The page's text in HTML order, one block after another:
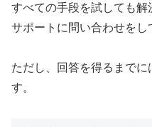
すべての手段を試しても
サポートに問い合わせをし
ただし、回答を得るまでに
す。